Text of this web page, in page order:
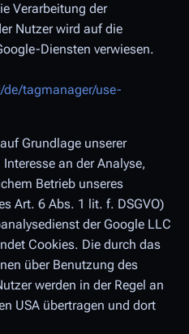
Verarbeitung der
Nutzer wird auf die
Diensten verwiesen.
tagmanager/use-
Grundlage unserer
an der Analyse,
Betrieb unseres
Art. 6 Abs. 1 lit. f. DSGVO)
der Google LLC
Cookies. Die durch das
über Benutzung des
werden in der Regel an
USA übertragen und dort